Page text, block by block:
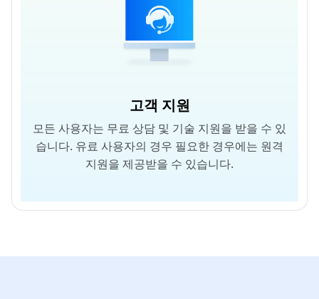
고객 지원
모든 사용자는 무료 상담 및 기술 지원을 받을 수 있
습니다. 유료 사용자의 경우 필요한 경우에는 원격
지원을 제공받을 수 있습니다.